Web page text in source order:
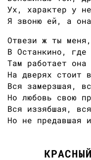
Ух, характер у
Я звоню ей, а
Отвези ж ты
В Останкино, где
Там работает она
На дверях стоит
Вся замерзшая,
Но любовь свою
Вся иззябшая,
Но не предавшая